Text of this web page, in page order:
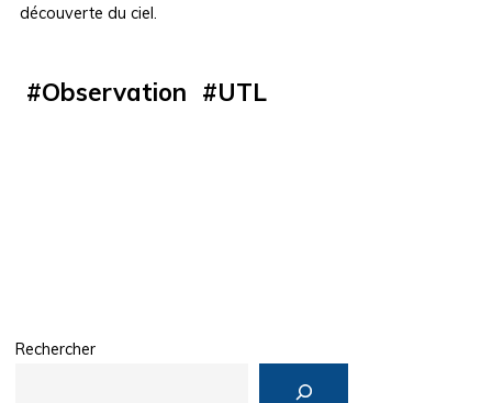
découverte du ciel.
#Observation #UTL
Rechercher